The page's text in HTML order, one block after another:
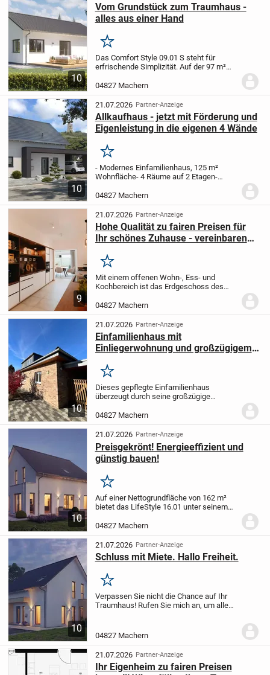
10
Vom Grundstück zum Traumhaus -
alles aus einer Hand
Merken
Das Comfort Style 09.01 S steht für
erfrischende Simplizität. Auf der 97 m²
du brauchst. Außen kompakt, innen offen
und hell. Der zeitlose Stil, kombiniert mit...
04827 Machern
10
21.07.2026 Partner-Anzeige
Allkaufhaus - jetzt mit Förderung und
Eigenleistung in die eigenen 4 Wände
Merken
- Modernes Einfamilienhaus, 125 m²
Wohnfläche- 4 Räume auf 2 Etagen-
WC, Hauswirtschaftsraum
Echtholztreppe im Eingangsbereich- 3
Schlafzimmer, modernes Bad...
04827 Machern
9
21.07.2026 Partner-Anzeige
Hohe Qualität zu fairen Preisen für
Ihr schönes Zuhause - vereinbaren
Merken
Mit einem offenen Wohn-, Ess- und
Kochbereich ist das Erdgeschoss des
Mittelpunkt des Familienlebens. Ein
Elternschlafzimmer mit Ankleide, zwei
Kinderzimmer und...
04827 Machern
10
21.07.2026 Partner-Anzeige
Einfamilienhaus mit
Einliegerwohnung und großzügigem
Merken
Dieses gepflegte Einfamilienhaus
überzeugt durch seine großzügige
Ausstattung und ein weitläufiges
Grundstück mit zahlreichen
Nutzungsmöglichkeiten durch die zwei...
04827 Machern
10
21.07.2026 Partner-Anzeige
Preisgekrönt! Energieeffizient und
günstig bauen!
Merken
Auf einer Nettogrundfläche von 162 m²
bietet das LifeStyle 16.01 unter seinem
persönliche Entfaltung. Das Haus
besticht durch seine selbstbewusste
Ausstrahlung und...
04827 Machern
10
21.07.2026 Partner-Anzeige
Schluss mit Miete. Hallo Freiheit.
Merken
Verpassen Sie nicht die Chance auf Ihr
Traumhaus! Rufen Sie mich an, um alle
vereinbaren.Tel.: 0176-21303693
04827 Machern
21.07.2026 Partner-Anzeige
Ihr Eigenheim zu fairen Preisen